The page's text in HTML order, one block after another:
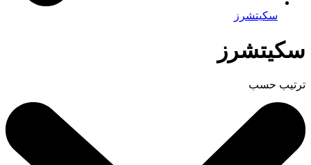
سكيتشرز
سكيتشرز
ترتيب حسب